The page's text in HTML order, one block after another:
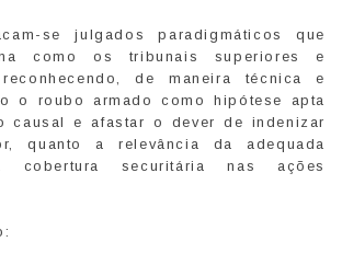
se julgados paradigmáticos que
como os tribunais superiores e
de maneira técnica e
o roubo armado como hipótese apta
causal e afastar o dever de indenizar
quanto a relevância da adequada
cobertura securitária nas ações